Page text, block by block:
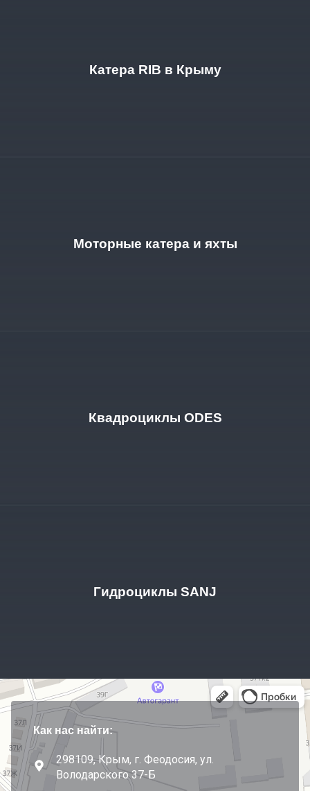
Катера RIB в Крыму
Моторные катера и яхты
Квадроциклы ODES
Гидроциклы SANJ
Как нас найти:
298109, Крым, г. Феодосия, ул.
Володарского 37-Б